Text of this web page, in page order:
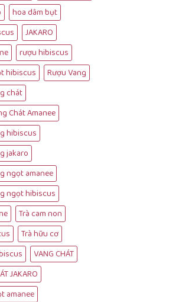
hoa dâm bụt
JAKARO
rượu hibiscus
hibiscus
Rượu Vang
chát
Chát Amanee
hibiscus
jakaro
ngọt amanee
ngọt hibiscus
Trà cam non
Trà hữu cơ
VANG CHÁT
JAKARO
amanee